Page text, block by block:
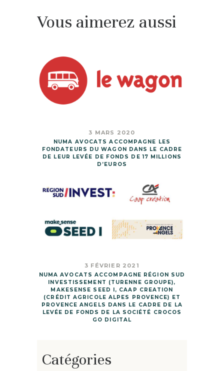
Vous aimerez aussi
3 MARS 2020
NUMA AVOCATS ACCOMPAGNE LES
FONDATEURS DU WAGON DANS LE CADRE
DE LEUR LEVÉE DE FONDS DE 17 MILLIONS
D’EUROS
3 FÉVRIER 2021
NUMA AVOCATS ACCOMPAGNE RÉGION SUD
INVESTISSEMENT (TURENNE GROUPE),
MAKESENSE SEED I, CAAP CREATION
(CRÉDIT AGRICOLE ALPES PROVENCE) ET
PROVENCE ANGELS DANS LE CADRE DE LA
LEVÉE DE FONDS DE LA SOCIÉTÉ CROCOS
GO DIGITAL
Catégories